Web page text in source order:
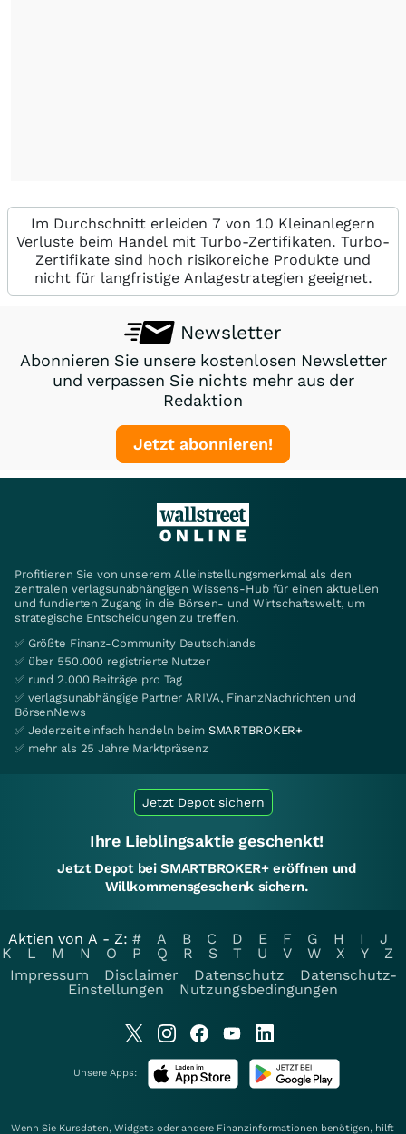
Im Durchschnitt erleiden 7 von 10 Kleinanlegern
Verluste beim Handel mit Turbo-Zertifikaten. Turbo-
Zertifikate sind hoch risikoreiche Produkte und
nicht für langfristige Anlagestrategien geeignet.
Newsletter
Abonnieren Sie unsere kostenlosen Newsletter
und verpassen Sie nichts mehr aus der
Redaktion
Jetzt abonnieren!
Profitieren Sie von unserem Alleinstellungsmerkmal als den
zentralen verlagsunabhängigen Wissens-Hub für einen aktuellen
und fundierten Zugang in die Börsen- und Wirtschaftswelt, um
strategische Entscheidungen zu treffen.
✅ Größte Finanz-Community Deutschlands
✅ über 550.000 registrierte Nutzer
✅ rund 2.000 Beiträge pro Tag
✅ verlagsunabhängige Partner ARIVA, FinanzNachrichten und
BörsenNews
✅ Jederzeit einfach handeln beim SMARTBROKER+
✅ mehr als 25 Jahre Marktpräsenz
Jetzt Depot sichern
Ihre Lieblingsaktie geschenkt!
Jetzt Depot bei SMARTBROKER+ eröffnen und
Willkommensgeschenk sichern.
Aktien von A - Z: # A B C D E F G H I
J
K
L M N O P Q R S T U V W X Y
Z
Impressum
Disclaimer Datenschutz
Datenschutz-
Einstellungen
Nutzungsbedingungen
Unsere Apps:
Wenn Sie Kursdaten, Widgets oder andere Finanzinformationen benötigen, hilft